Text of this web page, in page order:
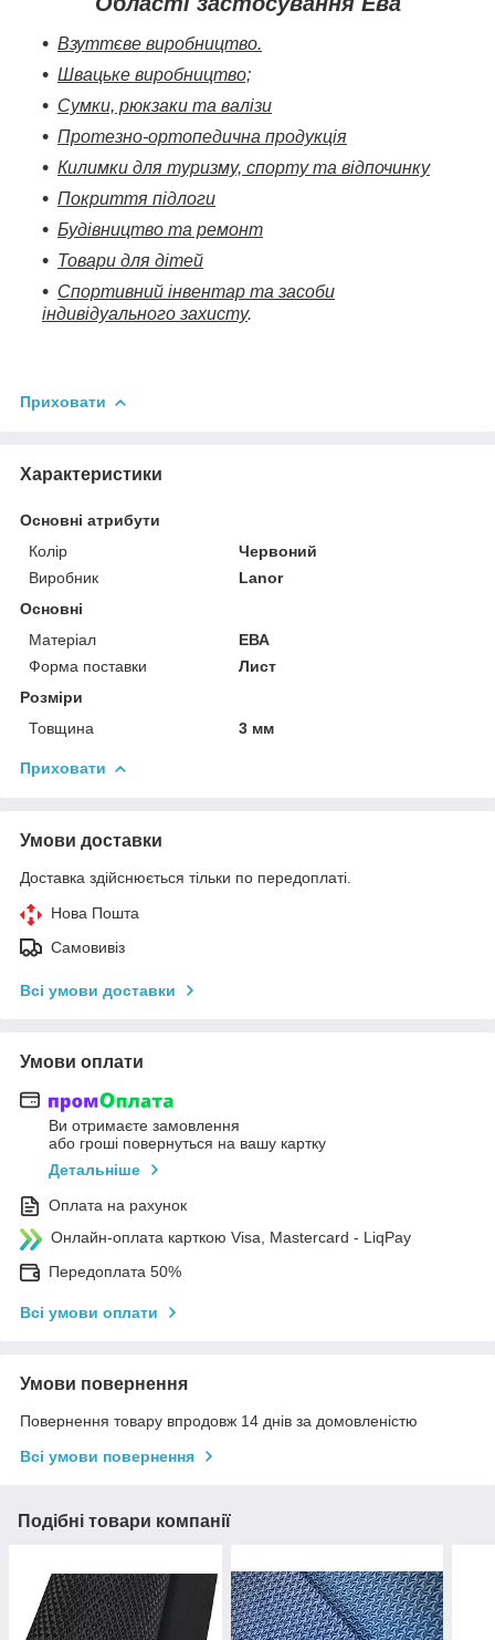
Взуттєве виробництво.
Швацьке виробництво;
Сумки, рюкзаки та валізи
Протезно-ортопедична продукція
Килимки для туризму, спорту та відпочинку
Покриття підлоги
Будівництво та ремонт
Товари для дітей
Спортивний інвентар та засоби
індивідуального захисту.
Приховати
Характеристики
Основні атрибути
Колір
Червоний
Виробник
Lanor
Основні
Матеріал
ЕВА
Форма поставки
Лист
Розміри
Товщина
3 мм
Приховати
Умови доставки
Доставка здійснюється тільки по передоплаті.
Нова Пошта
Самовивіз
Всі умови доставки
Умови оплати
Ви отримаєте замовлення
або гроші повернуться на вашу картку
Детальніше
Оплата на рахунок
Онлайн-оплата карткою Visa, Mastercard - LiqPay
Передоплата 50%
Всі умови оплати
Умови повернення
Повернення товару впродовж 14 днів за домовленістю
Всі умови повернення
Подібні товари компанії